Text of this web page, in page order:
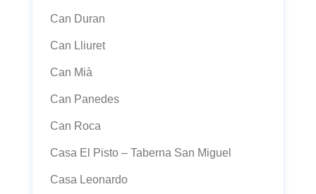
Can Duran
Can Lliuret
Can Mià
Can Panedes
Can Roca
Casa El Pisto – Taberna San Miguel
Casa Leonardo